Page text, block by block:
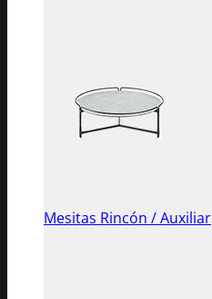
Mesitas Rincón / Auxiliar